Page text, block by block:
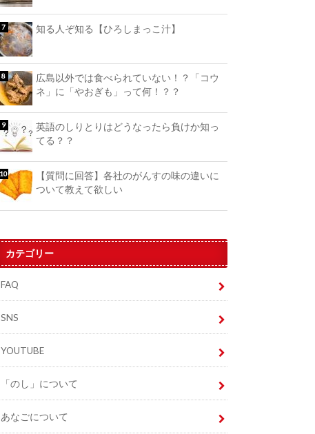
知る人ぞ知る【ひろしまっこ汁】
広島以外では食べられていない！？「コウ
ネ」に「やおぎも」って何！？？
英語のしりとりはどうなったら負けか知っ
てる？？
【質問に回答】各社のがんすの味の違いに
ついて教えて欲しい
カテゴリー
FAQ
SNS
YOUTUBE
「のし」について
あなごについて